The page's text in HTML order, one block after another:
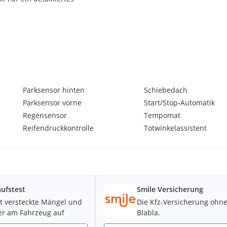
Wien, Salzburg und
Parksensor hinten
Parksensor vorne
Regensensor
Reifendruckkontrolle
Schiebedach
Start/Stop-Automatik
Tempomat
Totwinkelassistent
versteckte Mängel und
am Fahrzeug auf
Smile Versicherung
Die Kfz-Versicherung ohne
Blabla.